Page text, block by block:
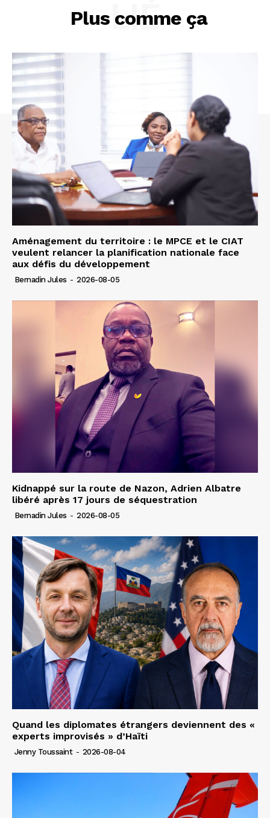
Plus comme ça
LIÉ
Aménagement du territoire : le MPCE et le CIAT
veulent relancer la planification nationale face
aux défis du développement
Bernadin Jules - 2026-08-05
Kidnappé sur la route de Nazon, Adrien Albatre
libéré après 17 jours de séquestration
Bernadin Jules - 2026-08-05
Quand les diplomates étrangers deviennent des «
experts improvisés » d’Haïti
Jenny Toussaint - 2026-08-04